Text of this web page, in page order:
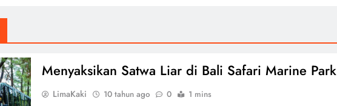
Menyaksikan Satwa Liar di Bali Safari Marine Park
LimaKaki 10 tahun ago 0 1 mins